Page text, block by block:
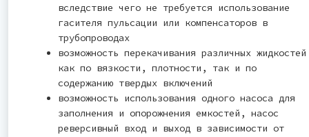
вследствие чего не требуется использование
гасителя пульсации или компенсаторов в
трубопроводах
возможность перекачивания различных жидкостей
как по вязкости, плотности, так и по
содержанию твердых включений
возможность использования одного насоса для
заполнения и опорожнения емкостей, насос
реверсивный вход и выход в зависимости от